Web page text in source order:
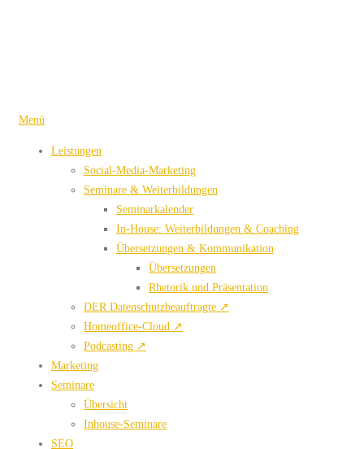
Menü
Leistungen
Social-Media-Marketing
Seminare & Weiterbildungen
Seminarkalender
In-House: Weiterbildungen & Coaching
Übersetzungen & Kommunikation
Übersetzungen
Rhetorik und Präsentation
DER Datenschutzbeauftragte ↗
Homeoffice-Cloud ↗
Podcasting ↗
Marketing
Seminare
Übersicht
Inhouse-Seminare
SEO